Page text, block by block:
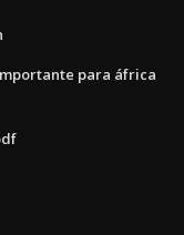
para áfrica